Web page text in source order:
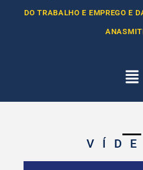
DO TRABALHO E EMPREGO E